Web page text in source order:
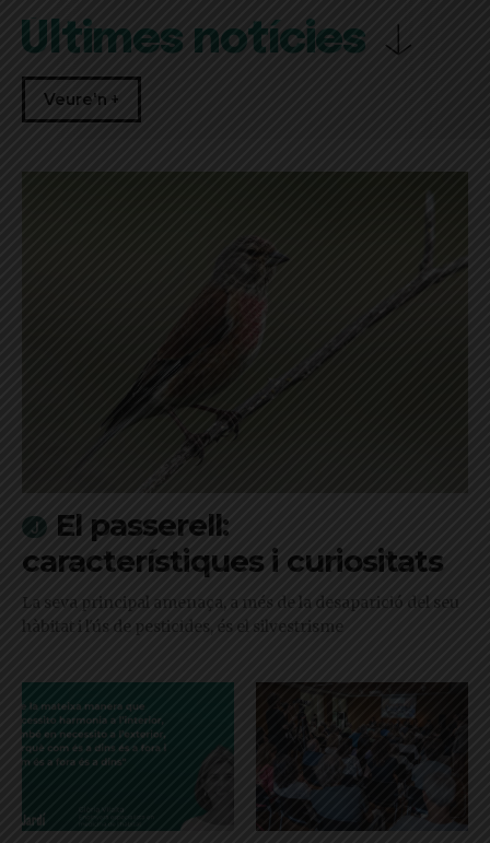
Últimes notícies
Veure'n +
El passerell:
característiques i curiositats
La seva principal amenaça, a més de la desaparició del seu
hàbitat i l'ús de pesticides, és el silvestrisme